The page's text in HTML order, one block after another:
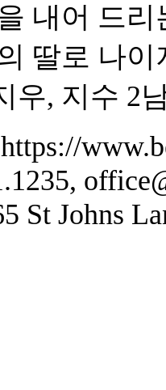
내어 드
딸로 나
우, 지수 2
St Johns